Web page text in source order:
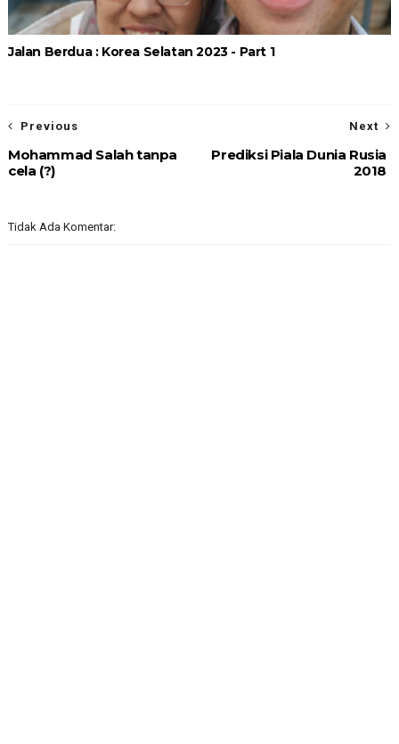
Jalan Berdua : Korea Selatan 2023 - Part 1
Next
Prediksi Piala Dunia Rusia
2018
Previous
Mohammad Salah tanpa
cela (?)
Tidak Ada Komentar: